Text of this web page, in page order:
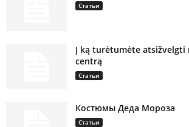
Статьи
Į ką turėtumėte atsižvelgti
centrą
Статьи
Костюмы Деда Мороза
Статьи